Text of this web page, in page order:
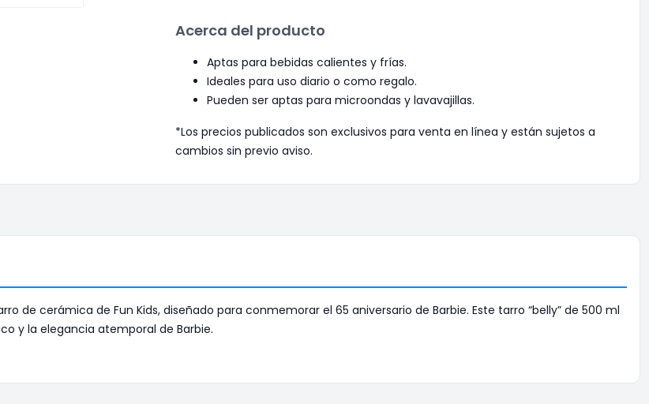
Acerca del producto
Aptas para bebidas calientes y frías.
Ideales para uso diario o como regalo.
Pueden ser aptas para microondas y lavavajillas.
*Los precios publicados son exclusivos para venta en línea y están sujetos a
cambios sin previo aviso.
de cerámica de Fun Kids, diseñado para conmemorar el 65 aniversario de Barbie. Este tarro “belly” de 500 ml
y la elegancia atemporal de Barbie.